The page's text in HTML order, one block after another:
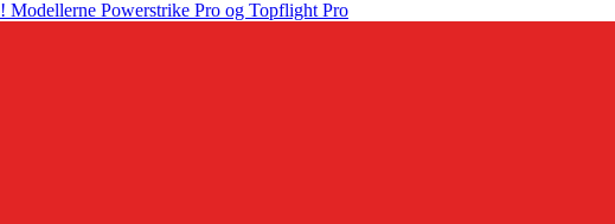
! Modellerne Powerstrike Pro og Topflight Pro